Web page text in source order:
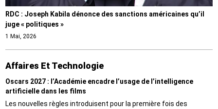
RDC : Joseph Kabila dénonce des sanctions américaines qu’il
juge « politiques »
1 Mai, 2026
Affaires Et Technologie
Oscars 2027 : l’Académie encadre l’usage de l’intelligence
artificielle dans les films
Les nouvelles règles introduisent pour la première fois des